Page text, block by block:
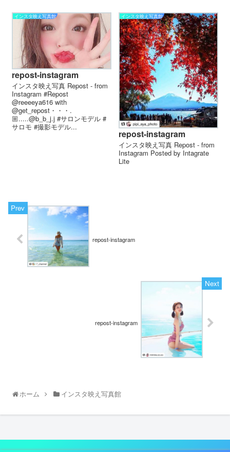
インスタ映え写真館
repost-instagram
インスタ映え写真 Repost - from
Instagram #Repost
@reeeeya616 with
@get_repost・・・.
🏼.....@b_b_j.j #サロンモデル #
サロモ #撮影モデル...
インスタ映え写真館
repost-instagram
インスタ映え写真 Repost - from
Instagram Posted by Intagrate
Lite
repost-instagram
repost-instagram
ホーム インスタ映え写真館